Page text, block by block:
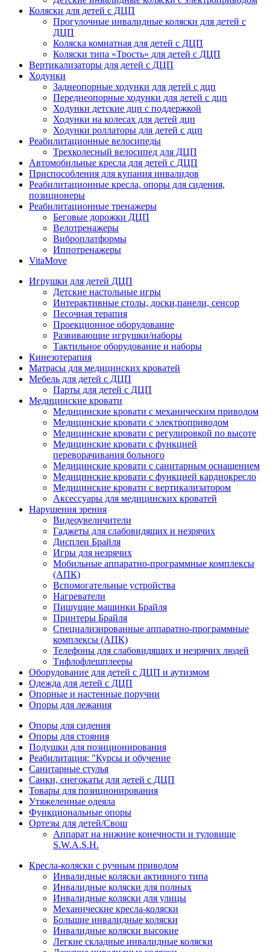
Коляски для детей с ДЦП
Прогулочные инвалидные коляски для детей с
ДЦП
Коляска комнатная для детей с ДЦП
Коляски типа «Трость» для детей с ДЦП
Вертикализаторы для детей с ДЦП
Ходунки
Заднеопорные ходунки для детей с дцп
Переднеопорные ходунки для детей с дцп
Ходунки детские дцп с поддержкой
Ходунки на колесах для детей дцп
Ходунки роллаторы для детей с дцп
Реабилитационные велосипеды
Трехколесный велосипед для ДЦП
Автомобильные кресла для детей с ДЦП
Приспособления для купания инвалидов
Реабилитационные кресла, опоры для сидения,
позиционеры
Реабилитационные тренажеры
Беговые дорожки ДЦП
Велотренажеры
Виброплатформы
Иппотренажеры
VitaMove
Игрушки для детей ДЦП
Детские настольные игры
Интерактивные столы, доски,панели, сенсор
Песочная терапия
Проекционное оборудование
Развивающие игрушки/наборы
Тактильное оборудование и наборы
Кинезотерапия
Матрасы для медицинских кроватей
Мебель для детей с ДЦП
Парты для детей с ДЦП
Медицинские кровати
Медицинские кровати с механическим приводом
Медицинские кровати с электроприводом
Медицинские кровати с регулировкой по высоте
Медицинские кровати с функцией
переворачивания больного
Медицинские кровати с санитарным оснащением
Медицинские кровати с функцией кардиокресло
Медицинские кровати с вертикализатором
Аксессуары для медицинских кроватей
Нарушения зрения
Видеоувеличители
Гаджеты для слабовидящих и незрячих
Дисплеи Брайля
Игры для незрячих
Мобильные аппаратно-программные комплексы
(АПК)
Вспомогательные устройства
Нагреватели
Пишущие машинки Брайля
Принтеры Брайля
Специализированные аппаратно-программные
комплексы (АПК)
Телефоны для слабовидящих и незрячих людей
Тифлофлешплееры
Оборудование для детей с ДЦП и аутизмом
Одежда для детей с ДЦП
Опорные и настенные поручни
Опоры для лежания
Опоры для сидения
Опоры для стояния
Подушки для позиционирования
Реабилитация: "Курсы и обучение
Санитарные стулья
Санки, снегокаты для детей с ДЦП
Товары для позиционирования
Утяжеленные одеяла
Функциональные опоры
Ортезы для детей/Свош
Аппарат на нижние конечности и туловище
S.W.A.S.H.
Кресла-коляски с ручным приводом
Инвалидные коляски активного типа
Инвалидные коляски для полных
Инвалидные коляски для улицы
Механические кресла-коляски
Большие инвалидные коляски
Инвалидные коляски высокие
Легкие складные инвалидные коляски